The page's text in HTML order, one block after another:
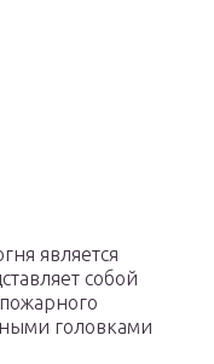
является
собой
головками